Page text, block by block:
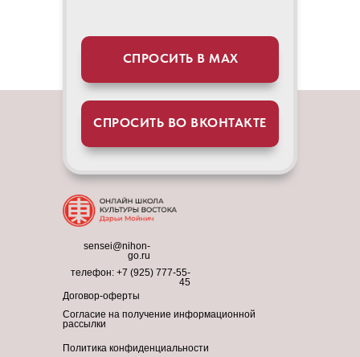
СПРОСИТЬ В МАХ
СПРОСИТЬ ВО ВКОНТАКТЕ
sensei@nihon-
go.ru
телефон: +7 (925) 777-55-
45
Договор-оферты
Согласие на получение информационной
рассылки
Политика конфиденциальности